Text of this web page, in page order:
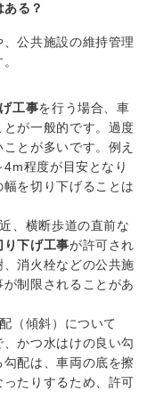
る？
公共施設の維持管理
工事を行う場合、車
が一般的です。過度
とが多いです。例え
程度が目安となり
を切り下げることは
、横断歩道の直前な
り下げ工事が許可され
消火栓などの公共施
制限されることがあ
（傾斜）について
かつ水はけの良い勾
配は、車両の底を擦
たりするため、許可